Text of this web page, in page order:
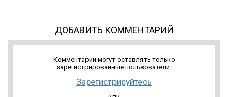
ДОБАВИТЬ КОММЕНТАРИЙ
Комментарии могут оставлять только
зарегистрированные пользователи.
Зарегистрируйтесь